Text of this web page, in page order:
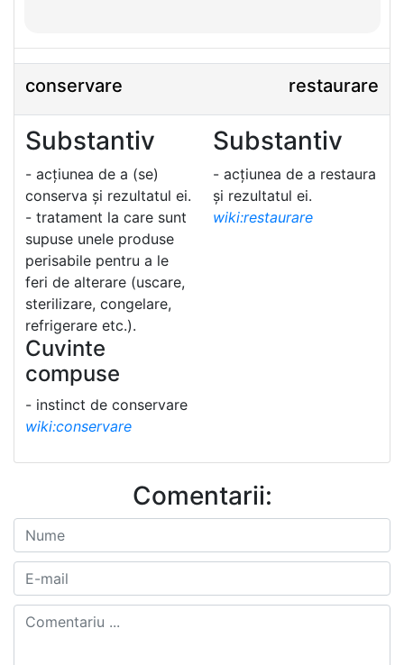
conservare restaurare
Substantiv
- acțiunea de a (se)
conserva și rezultatul ei.
- tratament la care sunt
supuse unele produse
perisabile pentru a le
feri de alterare (uscare,
sterilizare, congelare,
refrigerare etc.).
Cuvinte
compuse
- instinct de conservare
wiki:conservare
Substantiv
- acțiunea de a restaura
și rezultatul ei.
wiki:restaurare
Comentarii: